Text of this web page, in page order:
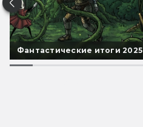
Фантастические итоги 2025